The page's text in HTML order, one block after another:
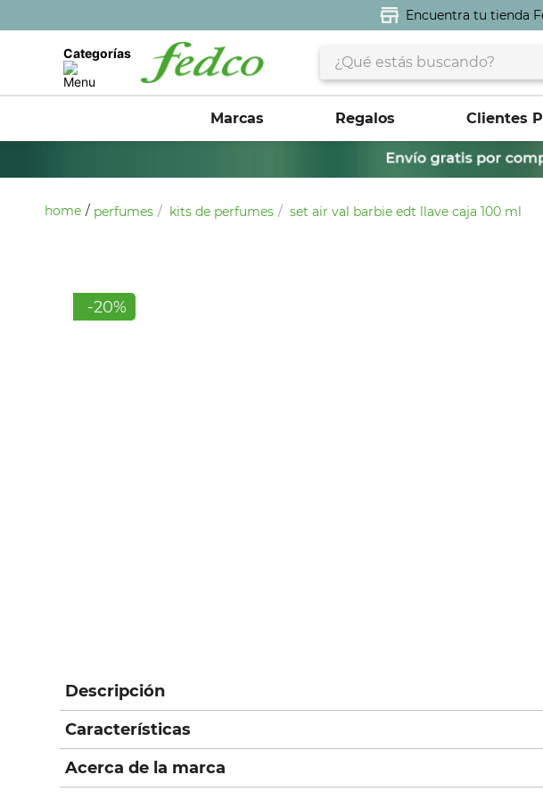
Encuentra tu tienda
Categorías ¿Qué estás buscando?
Marcas Regalos Clientes
perfumes kits de perfumes set air val barbie edt llave caja 100 ml
-20%
Descripción
Características
Acerca de la marca